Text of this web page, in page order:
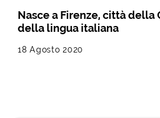
Nasce a Firenze, città della
della lingua italiana
18 Agosto 2020